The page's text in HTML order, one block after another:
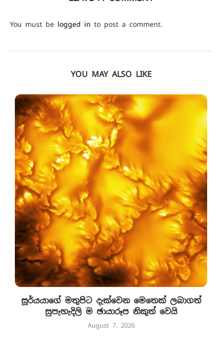
You must be logged in to post a comment.
YOU MAY ALSO LIKE
සූර්යයාගේ මතුපිට දැක්වෙන මෙතෙක් ලබාගත්
සුපැහැදිලි ම ඡායාරූප නිකුත් වෙයි
August 7, 2026